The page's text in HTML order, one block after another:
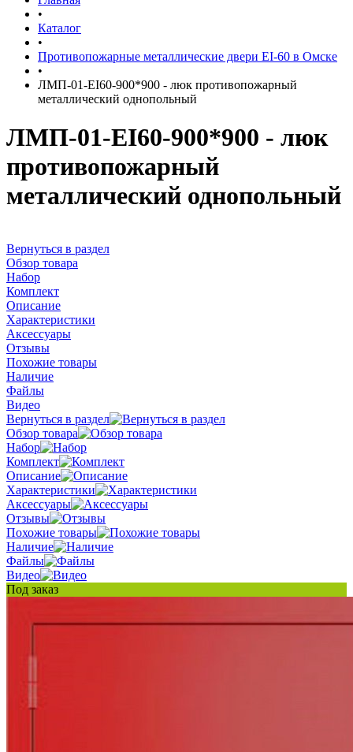
•
Каталог
•
Противопожарные металлические двери EI-60 в Омске
•
ЛМП-01-EI60-900*900 - люк противопожарный
металлический однопольный
ЛМП-01-EI60-900*900 - люк
противопожарный
металлический однопольный
Вернуться в раздел
Обзор товара
Набор
Комплект
Описание
Характеристики
Аксессуары
Отзывы
Похожие товары
Наличие
Файлы
Видео
Вернуться в раздел
Обзор товара
Набор
Комплект
Описание
Характеристики
Аксессуары
Отзывы
Похожие товары
Наличие
Файлы
Видео
Под заказ